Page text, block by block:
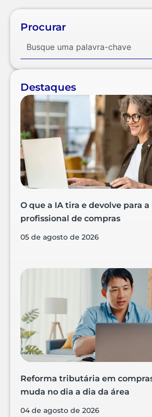
Procurar
Destaques
O que a IA tira e devolve para
profissional de compras
05 de agosto de 2026
Reforma tributária em
muda no dia a dia da área
04 de agosto de 2026